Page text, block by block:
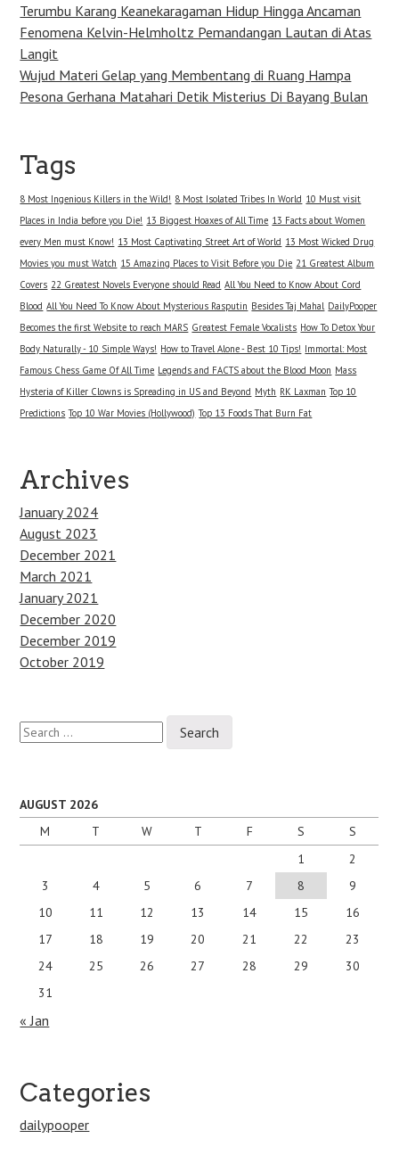
Terumbu Karang Keanekaragaman Hidup Hingga Ancaman
Fenomena Kelvin-Helmholtz Pemandangan Lautan di Atas
Langit
Wujud Materi Gelap yang Membentang di Ruang Hampa
Pesona Gerhana Matahari Detik Misterius Di Bayang Bulan
Tags
8 Most Ingenious Killers in the Wild! 8 Most Isolated Tribes In World 10 Must visit
Places in India before you Die! 13 Biggest Hoaxes of All Time 13 Facts about Women
every Men must Know! 13 Most Captivating Street Art of World 13 Most Wicked Drug
Movies you must Watch 15 Amazing Places to Visit Before you Die 21 Greatest Album
Covers 22 Greatest Novels Everyone should Read All You Need to Know About Cord
Blood All You Need To Know About Mysterious Rasputin Besides Taj Mahal DailyPooper
Becomes the first Website to reach MARS Greatest Female Vocalists How To Detox Your
Body Naturally - 10 Simple Ways! How to Travel Alone - Best 10 Tips! Immortal: Most
Famous Chess Game Of All Time Legends and FACTS about the Blood Moon Mass
Hysteria of Killer Clowns is Spreading in US and Beyond Myth RK Laxman Top 10
Predictions Top 10 War Movies (Hollywood) Top 13 Foods That Burn Fat
Archives
January 2024
August 2023
December 2021
March 2021
January 2021
December 2020
December 2019
October 2019
Search
for:
AUGUST 2026
M
T W T F S
S
1
2
3
4 5 6 7 8
9
10
11 12 13 14 15
16
17
18 19 20 21 22
23
24
25 26 27 28 29
30
31
« Jan
Categories
dailypooper